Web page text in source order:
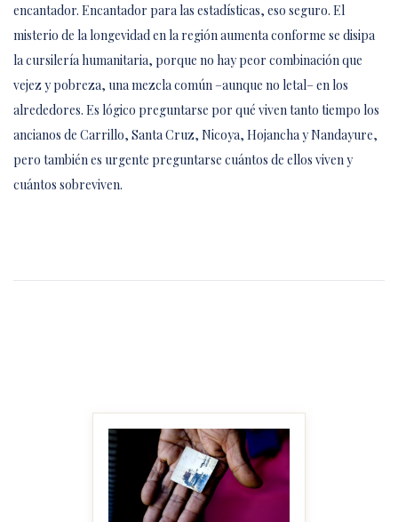
encantador. Encantador para las estadísticas, eso seguro. El
misterio de la longevidad en la región aumenta conforme se disipa
la cursilería humanitaria, porque no hay peor combinación que
vejez y pobreza, una mezcla común –aunque no letal– en los
alrededores. Es lógico preguntarse por qué viven tanto tiempo los
ancianos de Carrillo, Santa Cruz, Nicoya, Hojancha y Nandayure,
pero también es urgente preguntarse cuántos de ellos viven y
cuántos sobreviven.
MAKE IT BIGGER